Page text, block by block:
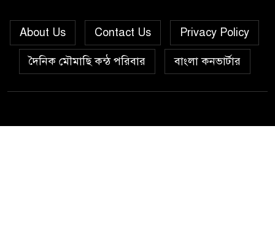
About Us Contact Us Privacy Policy
দৈনিক মৌমাছি কন্ঠ পরিবার বাংলা কনভার্টার